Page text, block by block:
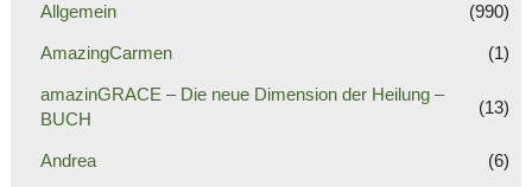
Allgemein (990)
AmazingCarmen (1)
amazinGRACE – Die neue Dimension der Heilung –
BUCH
(13)
Andrea (6)